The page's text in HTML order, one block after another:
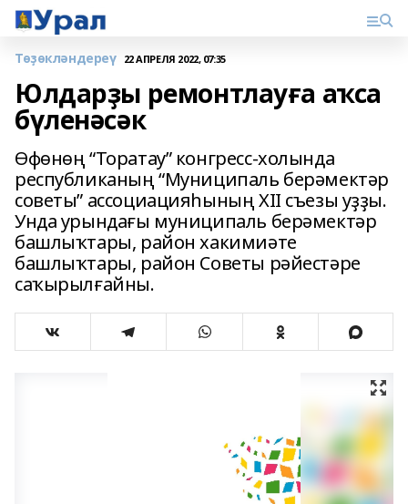
Төҙөкләндереү 22 АПРЕЛЯ 2022, 07:35
Юлдарҙы ремонтлауға аҡса
бүленәсәк
Өфөнөң “Торатау” конгресс-холында
республиканың “Муниципаль берәмектәр
советы” ассоциацияһының XII съезы уҙҙы.
Унда урындағы муниципаль берәмектәр
башлыҡтары, район хакимиәте
башлыҡтары, район Советы рәйестәре
саҡырылғайны.